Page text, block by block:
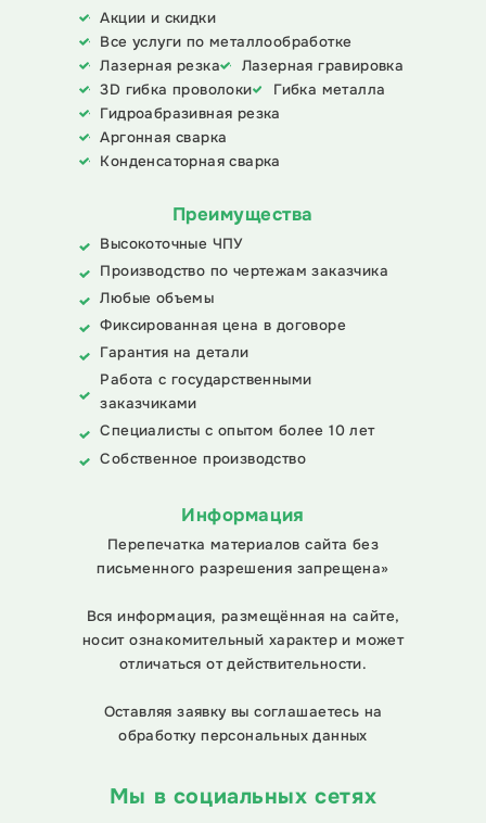
Мы в социальных сетях
Акции и скидки
Все услуги по металлообработке
Лазерная резка
Лазерная гравировка
3D гибка проволоки
Гибка металла
Гидроабразивная резка
Аргонная сварка
Конденсаторная сварка
Преимущества
Высокоточные ЧПУ
Производство по чертежам заказчика
Любые объемы
Фиксированная цена в договоре
Гарантия на детали
Работа с государственными
заказчиками
Специалисты с опытом более 10 лет
Собственное производство
Информация
Перепечатка материалов сайта без
письменного разрешения запрещена»
Вся информация, размещённая на сайте,
носит ознакомительный характер и может
отличаться от действительности.
Оставляя заявку вы соглашаетесь на
обработку персональных данных